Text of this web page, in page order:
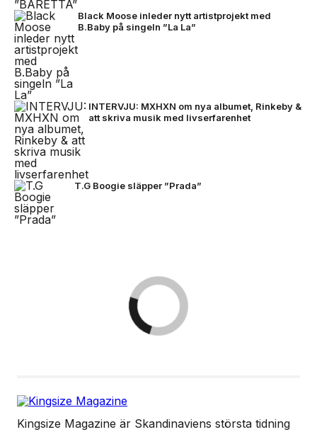
Black Moose inleder nytt artistprojekt med
B.Baby på singeln ”La La”
INTERVJU: MXHXN om nya albumet, Rinkeby &
att skriva musik med livserfarenhet
T.G Boogie släpper ”Prada”
Kingsize Magazine är Skandinaviens största tidning